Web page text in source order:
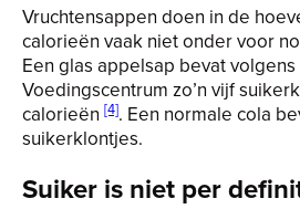
Vruchtensappen doen in de
calorieën vaak niet onder voor
Een glas appelsap bevat
Voedingscentrum zo’n vijf
calorieën [4]. Een normale cola
suikerklontjes.
Suiker is niet per